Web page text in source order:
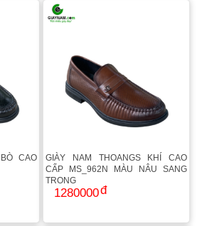
CAO
GIÀY NAM THOANGS KHÍ CAO
CẤP MS_962N MÀU NÂU SANG
TRỌNG
1280000